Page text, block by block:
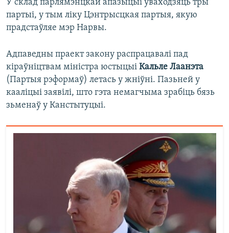
У склад парлямэнцкай апазыцыі ўваходзяць тры
партыі, у тым ліку Цэнтрысцкая партыя, якую
прадстаўляе мэр Нарвы.
Адпаведны праект закону распрацавалі пад
кіраўніцтвам міністра юстыцыі Кальле Лаанэта
(Партыя рэформаў) летась у жніўні. Пазьней у
кааліцыі заявілі, што гэта немагчыма зрабіць бязь
зьменаў у Канстытуцыі.